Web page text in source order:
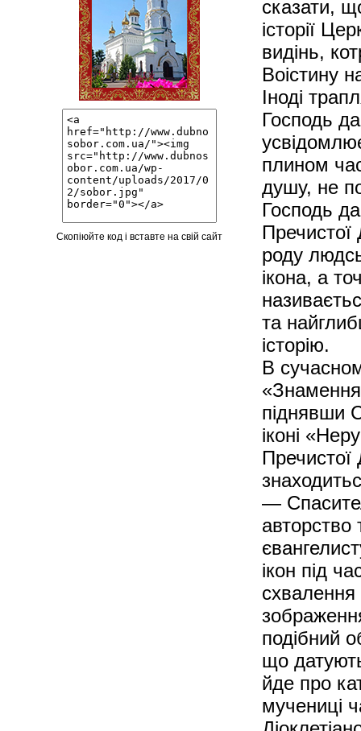
Скопіюйте код і вставте на свій сайт
сказати,
історії
видінь,
Воістину
Іноді
Господь
плином
душу, не
Господь
Пречистої
роду
ікона, а
та
історію.
В
піднявши
іконі
—
авторство
ікон під
схвалення
подібний
що
йде про
мучениці